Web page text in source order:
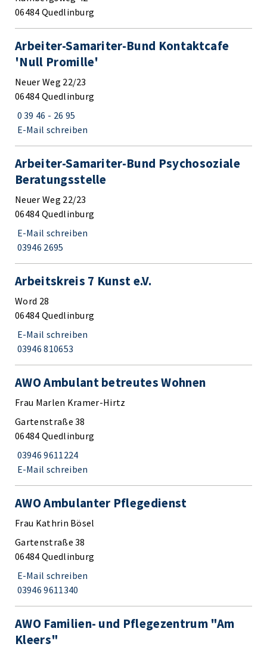
06484 Quedlinburg
Arbeiter-Samariter-Bund Kontaktcafe
'Null Promille'
Neuer Weg 22/23
06484 Quedlinburg
0 39 46 - 26 95
E-Mail schreiben
Arbeiter-Samariter-Bund Psychosoziale
Beratungsstelle
Neuer Weg 22/23
06484 Quedlinburg
E-Mail schreiben
03946 2695
Arbeitskreis 7 Kunst e.V.
Word 28
06484 Quedlinburg
E-Mail schreiben
03946 810653
AWO Ambulant betreutes Wohnen
Frau Marlen Kramer-Hirtz
Gartenstraße 38
06484 Quedlinburg
03946 9611224
E-Mail schreiben
AWO Ambulanter Pflegedienst
Frau Kathrin Bösel
Gartenstraße 38
06484 Quedlinburg
E-Mail schreiben
03946 9611340
AWO Familien- und Pflegezentrum "Am
Kleers"